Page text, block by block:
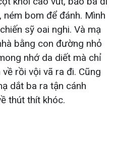
bom để đánh. Mình
sỹ oai nghi. Và mạ
bằng con đường nhỏ
nhớ da diết mà chỉ
rồi vội vã ra đi. Cũng
dắt ba ra tận cánh
thút thít khóc.